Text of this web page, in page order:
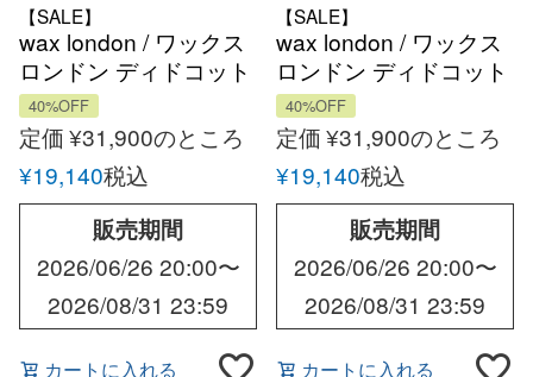
【SALE】
wax london / ワックス
ロンドン ディドコット
エンブロイダリー ハワ
イアンオープンカラー
シャツ
40%OFF
定価¥31,900のところ
¥19,140税込
販売期間
2026/06/26 20:00〜
2026/08/31 23:59
カートに入れる
【SALE】
wax london / ワックス
ロンドン ディドコット
エンブロイダリー オー
プンカラーシャツ
40%OFF
定価¥31,900のところ
¥19,140税込
販売期間
2026/06/26 20:00〜
2026/08/31 23:59
カートに入れる